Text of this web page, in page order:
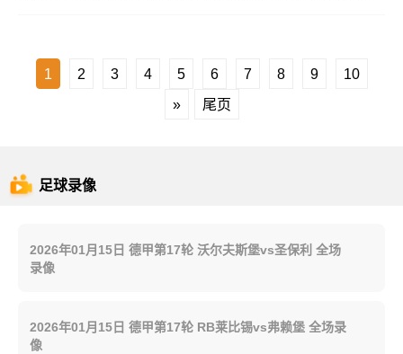
1 2 3 4 5 6 7 8 9
10
»
尾页
足球录像
2026年01月15日 德甲第17轮 沃尔夫斯堡vs圣保利 全场
录像
2026年01月15日 德甲第17轮 RB莱比锡vs弗赖堡 全场录
像